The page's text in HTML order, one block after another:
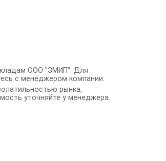
ООО "ЗМИП". Для
с менеджером компании.
рынка,
уточняйте у менеджера.